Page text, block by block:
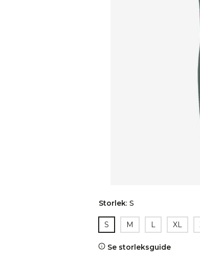
Storlek: S
S M L XL
Se storleksguide